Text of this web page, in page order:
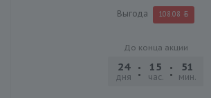
Выгода 108.08
До конца акции
24
дня
15
час.
51
мин.